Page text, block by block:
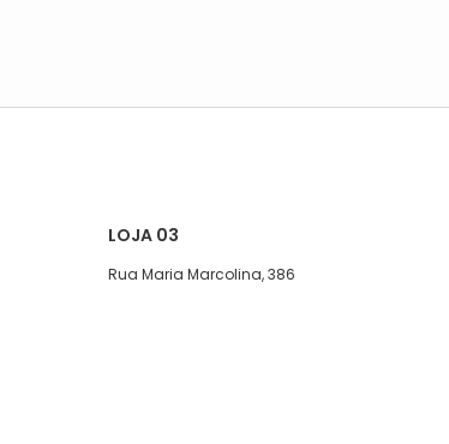
LOJA 03
Rua Maria Marcolina, 386